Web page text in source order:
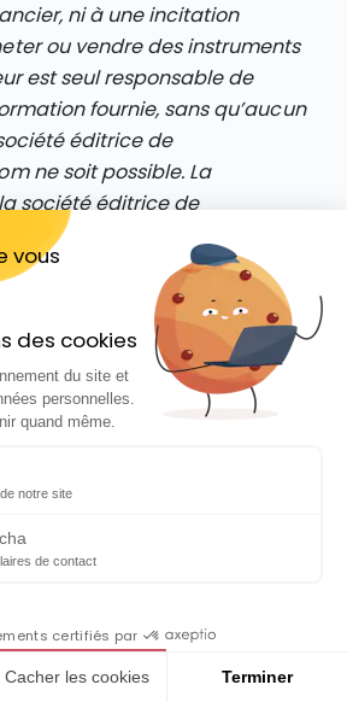
vous
des cookies
du site et
personnelles.
quand même.
notre site
de contact
certifiés par
Cacher les cookies Terminer
ni à une incitation
ou vendre des instruments
est seul responsable de
fournie, sans qu’aucun
éditrice de
ne soit possible. La
société éditrice de
ne pourra en aucun cas être
d’omission ou
|
- Café du Trading
vous gratuitement à
Newsletter hebdo
cadeau notre ebook
de ce site